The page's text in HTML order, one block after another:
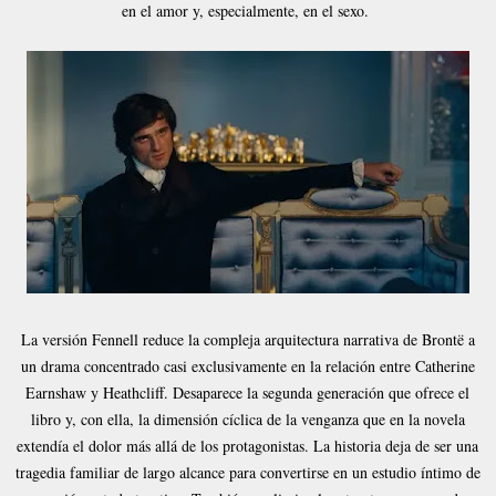
en el amor y, especialmente, en el sexo.
La versión Fennell reduce la compleja arquitectura narrativa de Brontë a
un drama concentrado casi exclusivamente en la relación entre Catherine
Earnshaw y Heathcliff. Desaparece la segunda generación que ofrece el
libro y, con ella, la dimensión cíclica de la venganza que en la novela
extendía el dolor más allá de los protagonistas. La historia deja de ser una
tragedia familiar de largo alcance para convertirse en un estudio íntimo de